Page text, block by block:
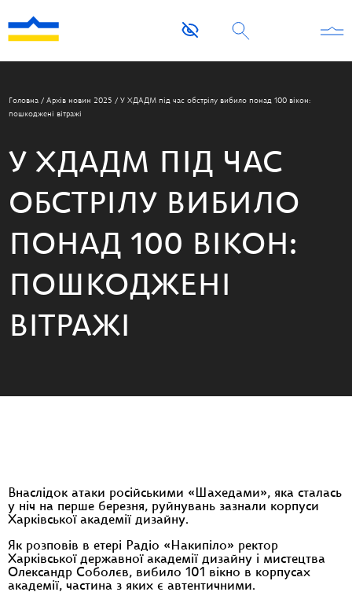
Головна / Архів новин 2025 / У ХДАДМ під час обстрілу вибило понад 100 вікон:
пошкоджені вітражі
У ХДАДМ ПІД ЧАС
ОБСТРІЛУ ВИБИЛО
ПОНАД 100 ВІКОН:
ПОШКОДЖЕНІ
ВІТРАЖІ
Внаслідок атаки російськими «Шахедами», яка сталась
у ніч на перше березня, руйнувань зазнали корпуси
Харківської академії дизайну.
Як розповів в етері Радіо «Накипіло» ректор
Харківської державної академії дизайну і мистецтва
Олександр Соболєв, вибило 101 вікно в корпусах
академії, частина з яких є автентичними.